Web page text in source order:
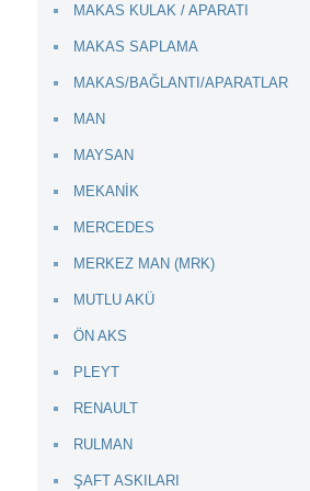
MAKAS KULAK / APARATI
MAKAS SAPLAMA
MAKAS/BAĞLANTI/APARATLAR
MAN
MAYSAN
MEKANİK
MERCEDES
MERKEZ MAN (MRK)
MUTLU AKÜ
ÖN AKS
PLEYT
RENAULT
RULMAN
ŞAFT ASKILARI